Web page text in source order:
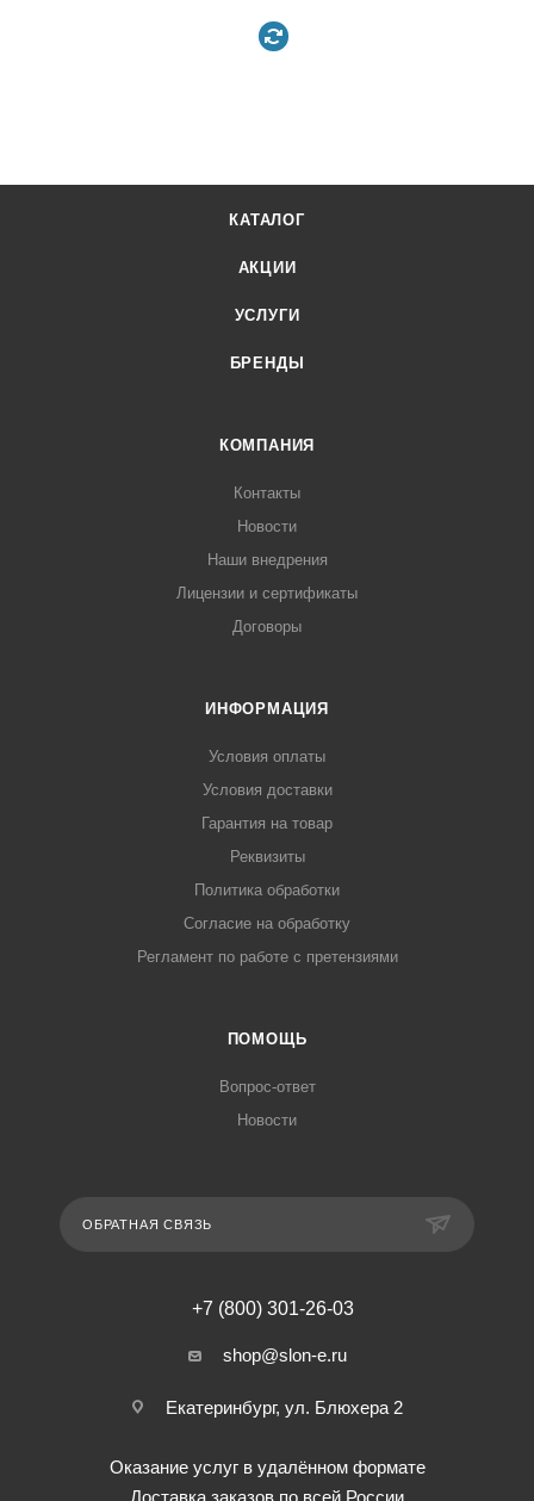
КАТАЛОГ
АКЦИИ
УСЛУГИ
БРЕНДЫ
КОМПАНИЯ
Контакты
Новости
Наши внедрения
Лицензии и сертификаты
Договоры
ИНФОРМАЦИЯ
Условия оплаты
Условия доставки
Гарантия на товар
Реквизиты
Политика обработки
Согласие на обработку
Регламент по работе с претензиями
ПОМОЩЬ
Вопрос-ответ
Новости
ОБРАТНАЯ СВЯЗЬ
+7 (800) 301-26-03
shop@slon-e.ru
Екатеринбург, ул. Блюхера 2
Оказание услуг в удалённом формате